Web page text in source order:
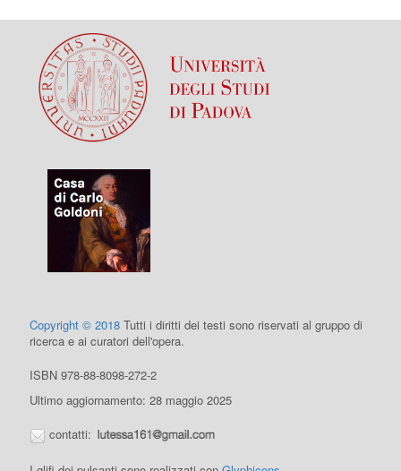
Copyright © 2018 Tutti i diritti dei testi sono riservati al gruppo di
ricerca e ai curatori dell'opera.
ISBN 978-88-8098-272-2
Ultimo aggiornamento: 28 maggio 2025
contatti: